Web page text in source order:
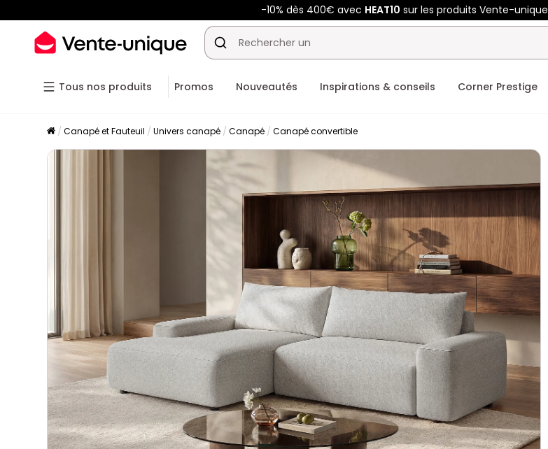
-10% dès 400€ avec HEAT10 sur les produits Vente-unique
Tous nos produits Promos Nouveautés Inspirations & conseils Corner Prestige
Canapé et Fauteuil Univers canapé Canapé Canapé convertible